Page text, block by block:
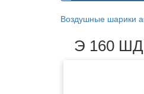
Воздушные шарики
Э 160